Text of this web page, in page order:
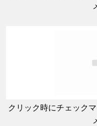
クリック時にチェック